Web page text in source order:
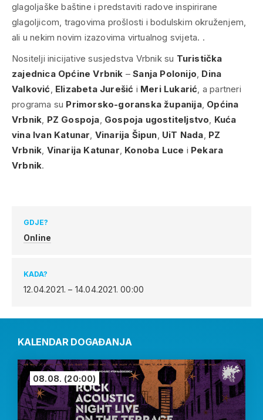
glagoljaške baštine i predstaviti radove inspirirane
glagoljicom, tragovima prošlosti i bodulskim okruženjem,
ali u nekim novim izazovima virtualnog svijeta. .
Nositelji inicijative susjedstva Vrbnik su Turistička
zajednica Općine Vrbnik –Sanja Polonijo Dina
Valković Elizabeta Jurešić i Meri Lukarić , a partneri
programa su Primorsko-goranska županija, Općina
Vrbnik PZ Gospoja Gospoja ugostiteljstvo Kuća
vina Ivan Katunar Vinarija Šipun UiT Nada PZ
Vrbnik Vinarija Katunar Konoba Luce i Pekara
Vrbnik.
GDJE?
Online
KADA?
12.04.2021. – 14.04.2021. 00:00
KALENDAR DOGAĐANJA
08.08. (20:00)